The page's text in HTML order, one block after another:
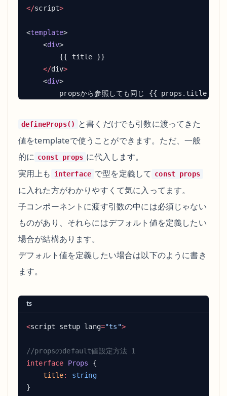
</script
<template
    <
div
    </
div
    <
div
defineProps()
と書くだけでも引数に渡ってきた
値をtemplateで使うことができます。ただ、一般
的に const props に代入します。
実用上も
interface で型を定義して const props
に入れた方がわかりやすくて気に入ってます。
子コンポーネントに渡す引数の中には必須じゃない
ものがあり、それらにはデフォルト値を定義したい
場合が結構あります。
デフォルト値を定義したい場合は以下のように書き
ます。
ts
<script setup lang="ts" >
interface Props
    title
:
string